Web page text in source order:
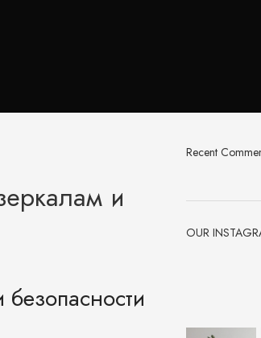
и
Recent
OUR